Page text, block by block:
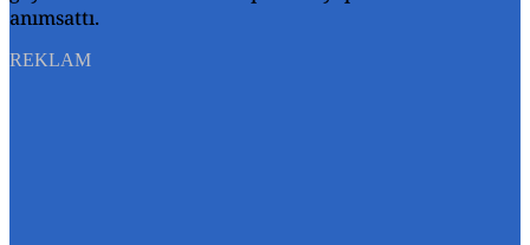
anımsattı.
REKLAM